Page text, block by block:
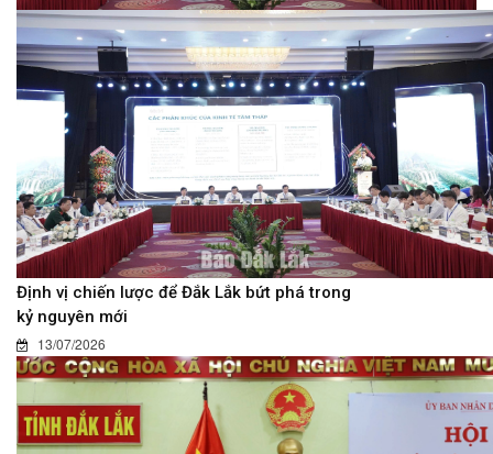
Định vị chiến lược để Đắk Lắk bứt phá trong
kỷ nguyên mới
13/07/2026